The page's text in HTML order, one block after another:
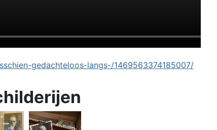
gedachteloos-langs-/1469563374185007/